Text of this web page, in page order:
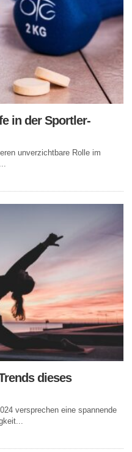
in der Sportler-
unverzichtbare Rolle im
dieses
versprechen eine spannende